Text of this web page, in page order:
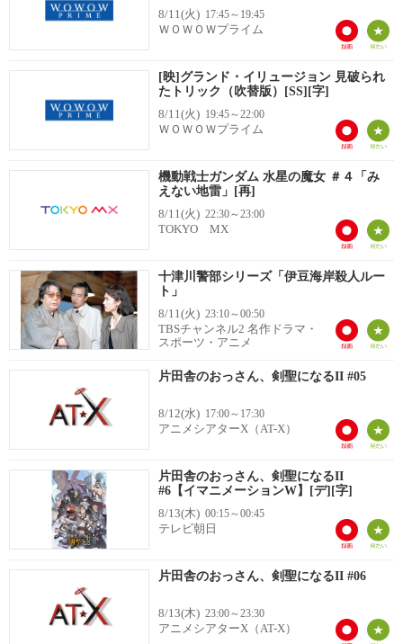
8/11(火) 17:45～19:45
ＷＯＷＯＷプライム
[映]グランド・イリュージョン 見破られ
たトリック（吹替版）[SS][字]
8/11(火) 19:45～22:00
ＷＯＷＯＷプライム
機動戦士ガンダム 水星の魔女 ＃４「み
えない地雷」[再]
8/11(火) 22:30～23:00
TOKYO MX
十津川警部シリーズ「伊豆海岸殺人ルー
ト」
8/11(火) 23:10～00:50
TBSチャンネル2 名作ドラマ・
スポーツ・アニメ
片田舎のおっさん、剣聖になるII #05
8/12(水) 17:00～17:30
アニメシアターX（AT-X）
片田舎のおっさん、剣聖になるII
#6【イマニメーションW】[デ][字]
8/13(木) 00:15～00:45
テレビ朝日
片田舎のおっさん、剣聖になるII #06
8/13(木) 23:00～23:30
アニメシアターX（AT-X）